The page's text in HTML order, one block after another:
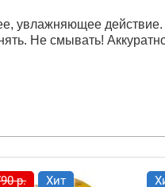
увлажняющее действие.
Не смывать!
р. Хит